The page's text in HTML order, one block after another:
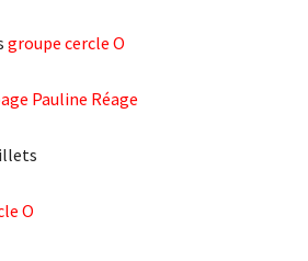
groupe cercle O
Pauline Réage
O